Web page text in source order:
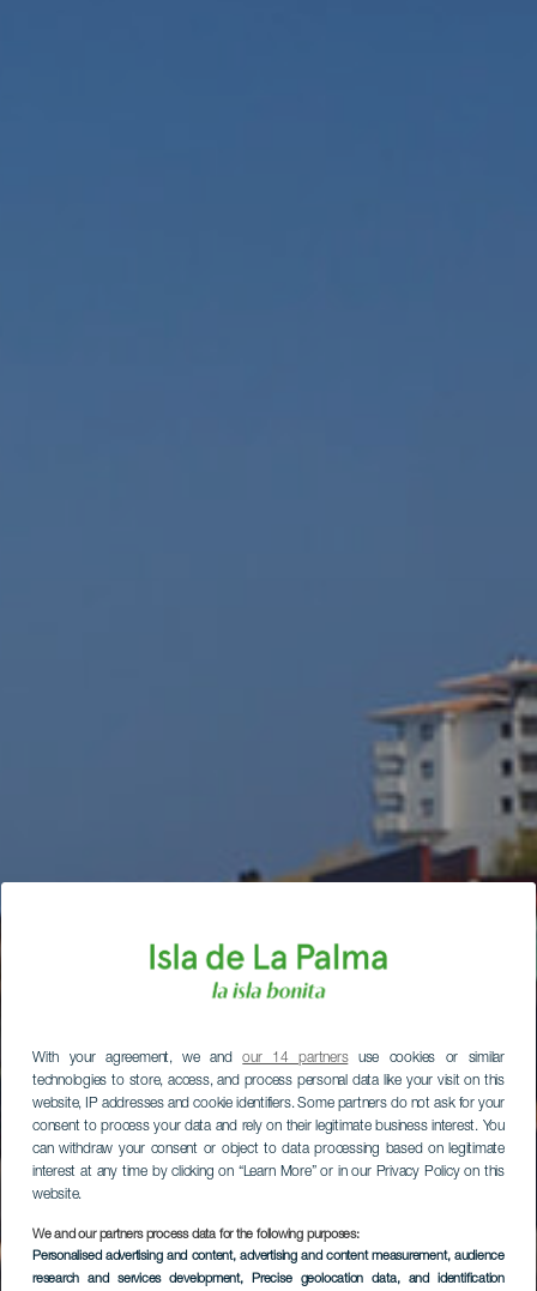
With your agreement, we andour 14 partnersuse cookies or similar
technologies to store, access, and process personal data like your visit on this
website, IP addresses and cookie identifiers. Some partners do not ask for your
consent to process your data and rely on their legitimate business interest. You
can withdraw your consent or object to data processing based on legitimate
interest at any time by clicking on “Learn More” or in our Privacy Policy on this
website.
We and our partners process data for the following purposes:
Personalised advertising and content, advertising and content measurement, audience
research and services development, Precise geolocation data, and identification